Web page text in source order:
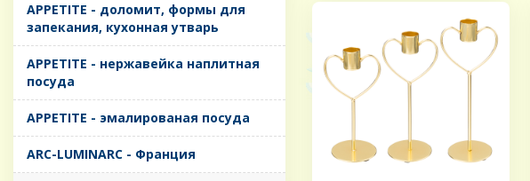
APPETITE - доломит, формы для
запекания, кухонная утварь
APPETITE - нержавейка наплитная
посуда
APPETITE - эмалированая посуда
ARC-LUMINARC - Франция